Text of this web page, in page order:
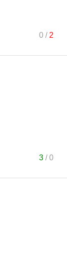
0/ 2
3/0